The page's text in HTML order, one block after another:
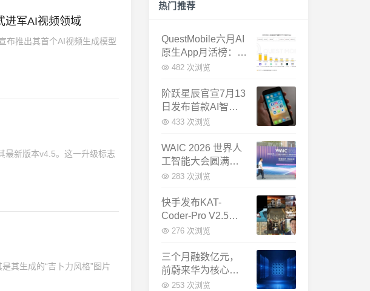
进军AI视频领域
布推出其首个AI视频生成模型
最新版本v4.5。这一升级标志
其生成的“吉卜力风格”图片
热门推荐
QuestMobile六月AI
原生App月活榜：豆
包3.8亿断层第一，
倍
482 次浏览
阶跃星辰官宣7月13
日发布首款AI智能
体终端：大模型公
433 次浏览
WAIC 2026 世界人
工智能大会圆满闭
幕：多项重磅成果
球AI合作新中心
283 次浏览
快手发布KAT-
Coder-Pro V2.5：
首个能端到端跑通
编程模型
276 次浏览
三个月融数亿元，
前蔚来华为核心成
员联手创立日冕开
253 次浏览